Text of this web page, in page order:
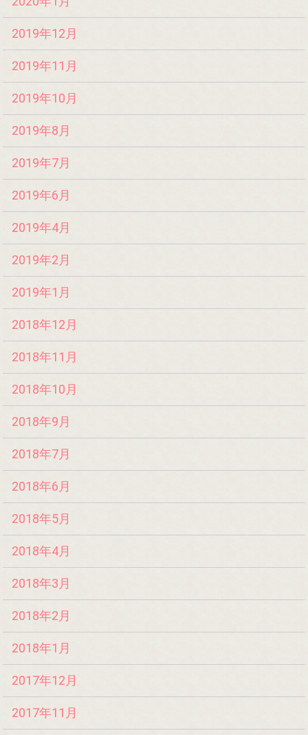
2019年12月
2019年11月
2019年10月
2019年8月
2019年7月
2019年6月
2019年4月
2019年2月
2019年1月
2018年12月
2018年11月
2018年10月
2018年9月
2018年7月
2018年6月
2018年5月
2018年4月
2018年3月
2018年2月
2018年1月
2017年12月
2017年11月